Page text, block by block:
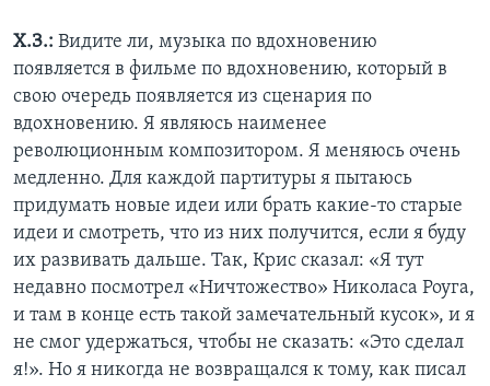
Х.З.: Видите ли, музыка по вдохновению
появляется в фильме по вдохновению, который в
свою очередь появляется из сценария по
вдохновению. Я являюсь наименее
революционным композитором. Я меняюсь очень
медленно. Для каждой партитуры я пытаюсь
придумать новые идеи или брать какие-то старые
идеи и смотреть, что из них получится, если я буду
их развивать дальше. Так, Крис сказал: «Я тут
недавно посмотрел «Ничтожество» Николаса Роуга,
и там в конце есть такой замечательный кусок», и я
не смог удержаться, чтобы не сказать: «Это сделал
я!». Но я никогда не возвращался к тому, как писал